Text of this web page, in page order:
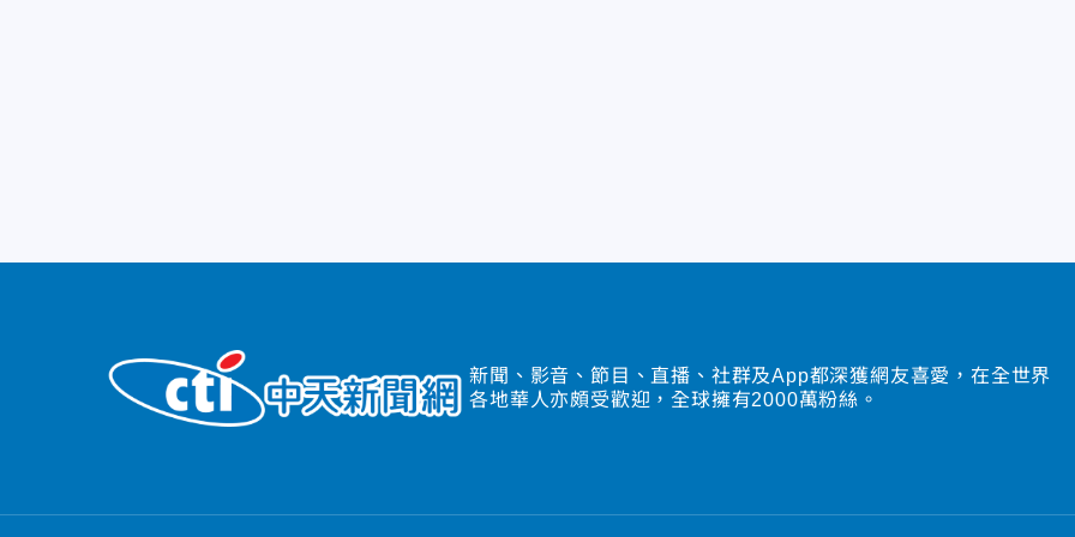
新聞、影音、節目、直播、社群及App都深獲網友喜愛，在全世界
各地華人亦頗受歡迎，全球擁有2000萬粉絲。